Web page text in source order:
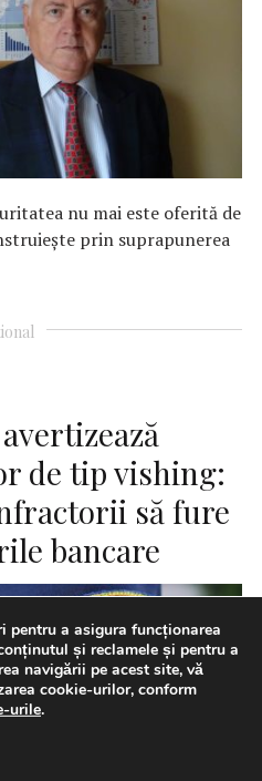
nu mai este oferită de
prin suprapunerea
de tip vishing:
să fure
bancare
pentru a asigura funcționarea
și reclamele și pentru a
navigării pe acest site, vă
cookie-urilor, conform
urile.